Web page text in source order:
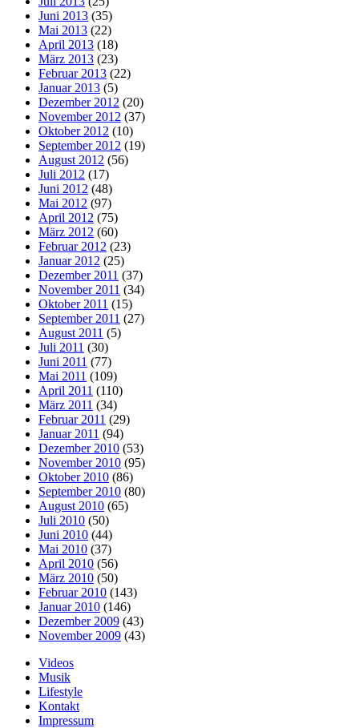
Juni 2013 (35)
Mai 2013 (22)
April 2013 (18)
März 2013 (23)
Februar 2013 (22)
Januar 2013 (5)
Dezember 2012 (20)
November 2012 (37)
Oktober 2012 (10)
September 2012 (19)
August 2012 (56)
Juli 2012 (17)
Juni 2012 (48)
Mai 2012 (97)
April 2012 (75)
März 2012 (60)
Februar 2012 (23)
Januar 2012 (25)
Dezember 2011 (37)
November 2011 (34)
Oktober 2011 (15)
September 2011 (27)
August 2011 (5)
Juli 2011 (30)
Juni 2011 (77)
Mai 2011 (109)
April 2011 (110)
März 2011 (34)
Februar 2011 (29)
Januar 2011 (94)
Dezember 2010 (53)
November 2010 (95)
Oktober 2010 (86)
September 2010 (80)
August 2010 (65)
Juli 2010 (50)
Juni 2010 (44)
Mai 2010 (37)
April 2010 (56)
März 2010 (50)
Februar 2010 (143)
Januar 2010 (146)
Dezember 2009 (43)
November 2009 (43)
Videos
Musik
Lifestyle
Kontakt
Impressum